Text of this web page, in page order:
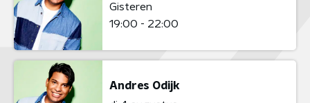
Gisteren
19:00 - 22:00
Andres Odijk